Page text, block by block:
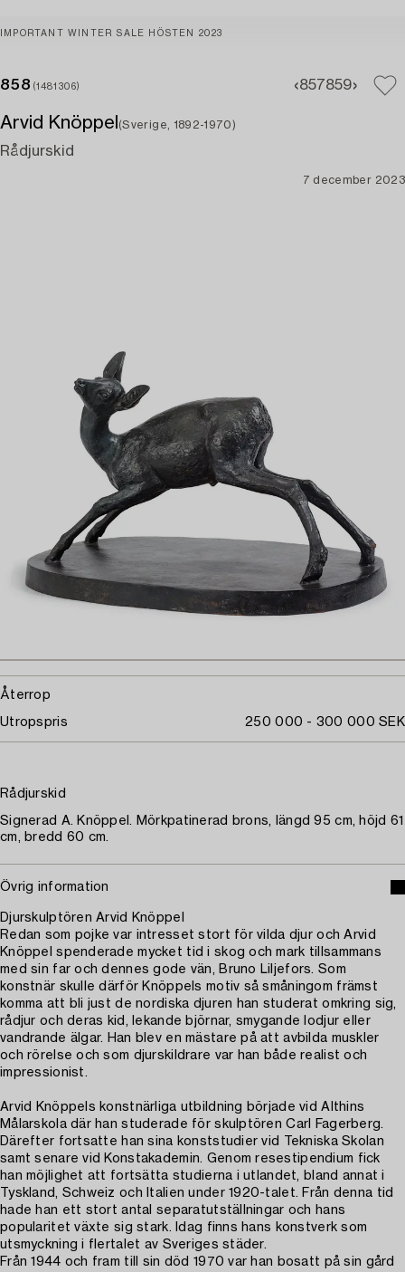
IMPORTANT WINTER SALE HÖSTEN 2023
858 (1481306) 857859
Arvid Knöppel (Sverige, 1892-1970)
Rådjurskid
7 december 2023
Återrop
Utropspris 250 000 - 300 000 SEK
Rådjurskid
Signerad A. Knöppel. Mörkpatinerad brons, längd 95 cm, höjd 61
cm, bredd 60 cm.
Övrig information
Djurskulptören Arvid Knöppel
Redan som pojke var intresset stort för vilda djur och Arvid
Knöppel spenderade mycket tid i skog och mark tillsammans
med sin far och dennes gode vän, Bruno Liljefors. Som
konstnär skulle därför Knöppels motiv så småningom främst
komma att bli just de nordiska djuren han studerat omkring sig,
rådjur och deras kid, lekande björnar, smygande lodjur eller
vandrande älgar. Han blev en mästare på att avbilda muskler
och rörelse och som djurskildrare var han både realist och
impressionist.
Arvid Knöppels konstnärliga utbildning började vid Althins
Målarskola där han studerade för skulptören Carl Fagerberg.
Därefter fortsatte han sina konststudier vid Tekniska Skolan
samt senare vid Konstakademin. Genom resestipendium fick
han möjlighet att fortsätta studierna i utlandet, bland annat i
Tyskland, Schweiz och Italien under 1920-talet. Från denna tid
hade han ett stort antal separatutställningar och hans
popularitet växte sig stark. Idag finns hans konstverk som
utsmyckning i flertalet av Sveriges städer.
Från 1944 och fram till sin död 1970 var han bosatt på sin gård